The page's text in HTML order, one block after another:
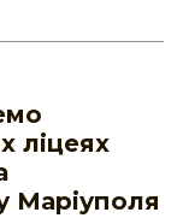
ліцеях
Маріуполя